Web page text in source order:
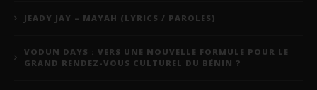
JEADY JAY – MAYAH (LYRICS / PAROLES)
VODUN DAYS : VERS UNE NOUVELLE FORMULE POUR LE
GRAND RENDEZ-VOUS CULTUREL DU BÉNIN ?